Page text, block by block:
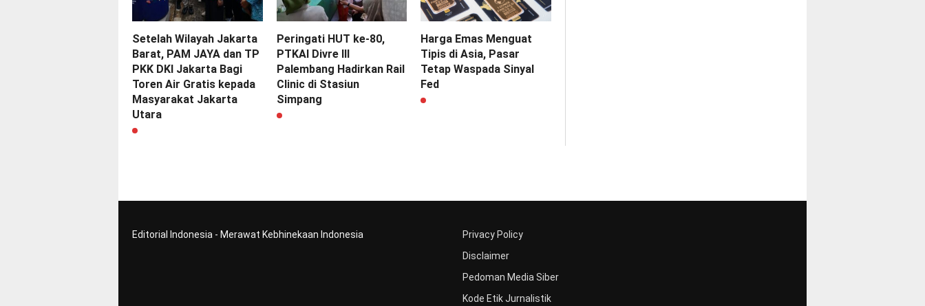
Setelah Wilayah Jakarta
Barat, PAM JAYA dan TP
PKK DKI Jakarta Bagi
Toren Air Gratis kepada
Masyarakat Jakarta
Utara
Peringati HUT ke-80,
PTKAI Divre III
Palembang Hadirkan Rail
Clinic di Stasiun
Simpang
Harga Emas Menguat
Tipis di Asia, Pasar
Tetap Waspada Sinyal
Fed
Privacy Policy
Disclaimer
Pedoman Media Siber
Kode Etik Jurnalistik
Editorial Indonesia - Merawat Kebhinekaan Indonesia